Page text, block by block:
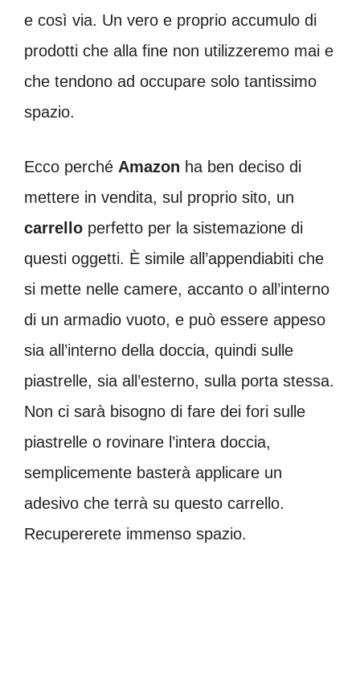
e così via. Un vero e proprio accumulo di
prodotti che alla fine non utilizzeremo mai e
che tendono ad occupare solo tantissimo
spazio.
Ecco perché Amazon ha ben deciso di
mettere in vendita, sul proprio sito, un
carrello perfetto per la sistemazione di
questi oggetti. È simile all’appendiabiti che
si mette nelle camere, accanto o all’interno
di un armadio vuoto, e può essere appeso
sia all’interno della doccia, quindi sulle
piastrelle, sia all’esterno, sulla porta stessa.
Non ci sarà bisogno di fare dei fori sulle
piastrelle o rovinare l’intera doccia,
semplicemente basterà applicare un
adesivo che terrà su questo carrello.
Recupererete immenso spazio.